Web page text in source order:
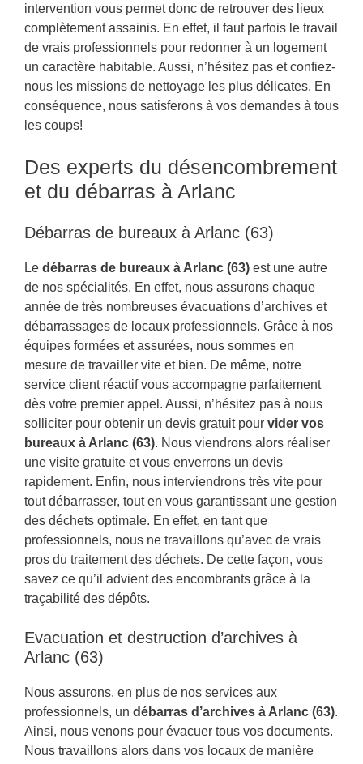
intervention vous permet donc de retrouver des lieux
complètement assainis. En effet, il faut parfois le travail
de vrais professionnels pour redonner à un logement
un caractère habitable. Aussi, n’hésitez pas et confiez-
nous les missions de nettoyage les plus délicates. En
conséquence, nous satisferons à vos demandes à tous
les coups!
Des experts du désencombrement
et du débarras à Arlanc
Débarras de bureaux à Arlanc (63)
Le débarras de bureaux à Arlanc (63) est une autre
de nos spécialités. En effet, nous assurons chaque
année de très nombreuses évacuations d’archives et
débarrassages de locaux professionnels. Grâce à nos
équipes formées et assurées, nous sommes en
mesure de travailler vite et bien. De même, notre
service client réactif vous accompagne parfaitement
dès votre premier appel. Aussi, n’hésitez pas à nous
solliciter pour obtenir un devis gratuit pour vider vos
bureaux à Arlanc (63). Nous viendrons alors réaliser
une visite gratuite et vous enverrons un devis
rapidement. Enfin, nous interviendrons très vite pour
tout débarrasser, tout en vous garantissant une gestion
des déchets optimale. En effet, en tant que
professionnels, nous ne travaillons qu’avec de vrais
pros du traitement des déchets. De cette façon, vous
savez ce qu’il advient des encombrants grâce à la
traçabilité des dépôts.
Evacuation et destruction d’archives à
Arlanc (63)
Nous assurons, en plus de nos services aux
professionnels, un débarras d’archives à Arlanc (63).
Ainsi, nous venons pour évacuer tous vos documents.
Nous travaillons alors dans vos locaux de manière